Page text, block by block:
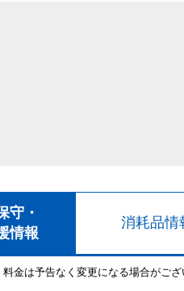
守・
情報
消耗品情
料金は予告なく変更になる場合がござ